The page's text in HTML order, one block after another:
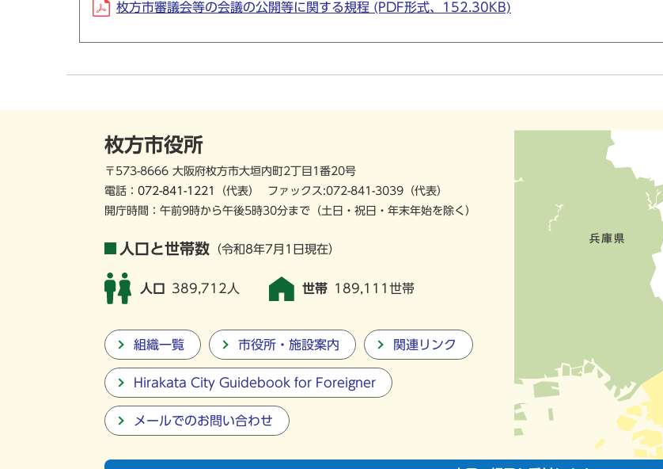
枚方市審議会等の会議の公開等に関する規程 (PDF形式、152.30KB)
枚方市役所
〒573-8666 大阪府枚方市大垣内町2丁目1番20号
電話： 072-841-1221 （代表） ファックス:072-841-3039（代表）
開庁時間：午前9時から午後5時30分まで （土日・祝日・年末年始を除く）
人口と世帯数 （令和8年7月1日現在）
人口 389,712人 世帯 189,111世帯
組織一覧 市役所・施設案内 関連リンク
Hirakata City Guidebook for Foreigner
メールでのお問い合わせ